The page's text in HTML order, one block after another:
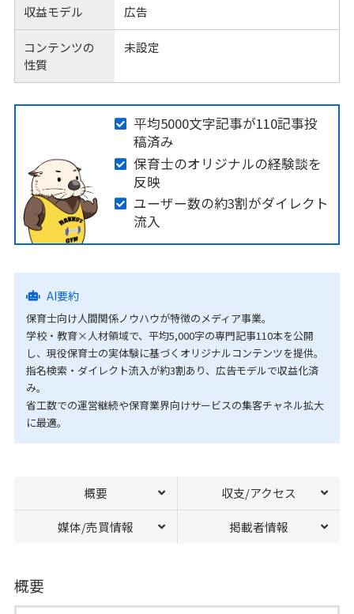
収益モデル 広告
コンテンツの
性質
未設定
平均5000文字記事が110記事投
稿済み
保育士のオリジナルの経験談を
反映
ユーザー数の約3割がダイレクト
流入
AI要約
保育士向け人間関係ノウハウが特徴のメディア事業。
学校・教育×人材領域で、平均5,000字の専門記事110本を公開
し、現役保育士の実体験に基づくオリジナルコンテンツを提供。
指名検索・ダイレクト流入が約3割あり、広告モデルで収益化済
み。
省工数での運営継続や保育業界向けサービスの集客チャネル拡大
に最適。
概要 収支/アクセス
媒体/売買情報 掲載者情報
概要